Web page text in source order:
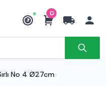
₺
0
No 4 Ø27cm